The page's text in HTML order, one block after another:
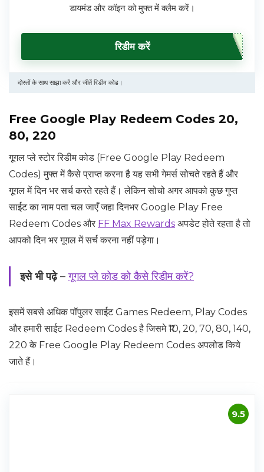
डायमंड और कॉइन को मुफ्त में क्लैम करें।
रिडीम करें
दोस्तों के साथ साझा करें और जीतें रिडीम कोड।
Free Google Play Redeem Codes ₹20,
80, 220
गूगल प्ले स्टोर रिडीम कोड (Free Google Play Redeem
Codes) मुफ्त में कैसे प्राप्त करना है यह सभी गेमर्स सोचते रहते हैं और
गूगल में दिन भर सर्च करते रहते हैं। लेकिन सोचो अगर आपको कुछ गुप्त
साईट का नाम पता चल जाएँ जहा दिनभर Google Play Free
Redeem Codes और FF Max Rewards अपडेट होते रहता है तो
आपको दिन भर गूगल में सर्च करना नहीं पड़ेगा।
इसे भी पढ़े–गूगल प्ले कोड को कैसे रिडीम करें?
इसमें सबसे अधिक पॉपुलर साईट Games Redeem, Play Codes
और हमारी साईट Redeem Codes है जिसमे ₹10, 20, 70, 80, 140,
220 के Free Google Play Redeem Codes अपलोड किये
जाते हैं।
9.5